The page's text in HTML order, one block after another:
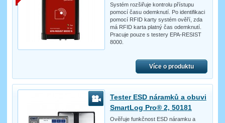
Systém rozšiřuje kontrolu přístupu
pomocí času odemknutí. Po identifikaci
pomocí RFID karty systém ověří, zda
má RFID karta platný čas odemknutí.
Pracuje pouze s testery EPA-RESIST
8000.
Více o produktu
Tester ESD náramků a obuvi
SmartLog Pro® 2, 50181
Ověřuje funkčnost ESD náramku a